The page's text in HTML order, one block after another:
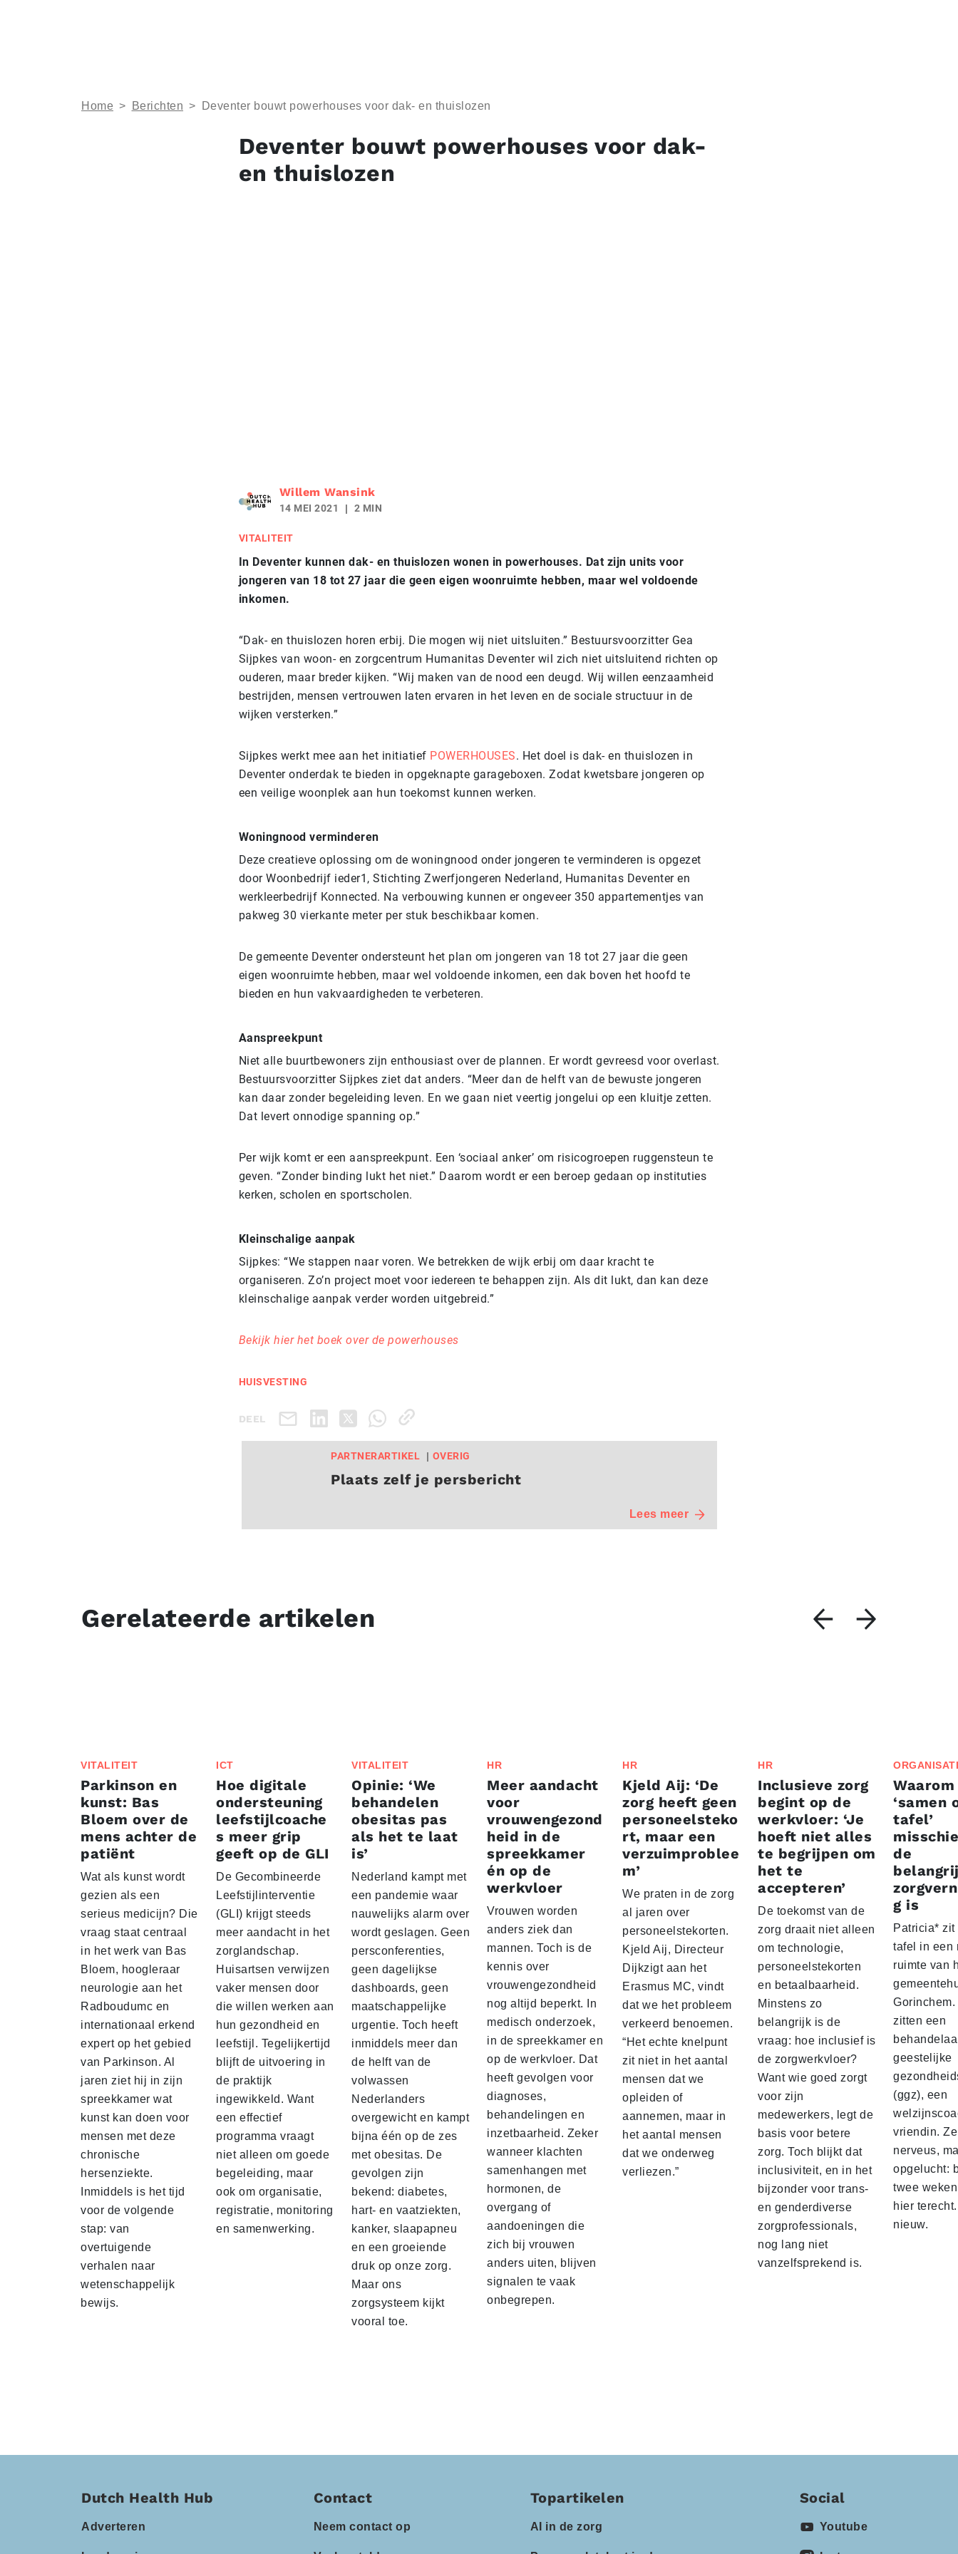
Home > Berichten > Deventer bouwt powerhouses voor dak- en thuislozen
Deventer bouwt powerhouses voor dak-
en thuislozen
Willem Wansink
14 MEI 2021 2 MIN
VITALITEIT
In Deventer kunnen dak- en thuislozen wonen in powerhouses. Dat zijn units voor
jongeren van 18 tot 27 jaar die geen eigen woonruimte hebben, maar wel voldoende
inkomen.
“Dak- en thuislozen horen erbij. Die mogen wij niet uitsluiten.” Bestuursvoorzitter Gea
Sijpkes van woon- en zorgcentrum Humanitas Deventer wil zich niet uitsluitend richten op
ouderen, maar breder kijken. “Wij maken van de nood een deugd. Wij willen eenzaamheid
bestrijden, mensen vertrouwen laten ervaren in het leven en de sociale structuur in de
wijken versterken.”
Sijpkes werkt mee aan het initiatief POWERHOUSES. Het doel is dak- en thuislozen in
Deventer onderdak te bieden in opgeknapte garageboxen. Zodat kwetsbare jongeren op
een veilige woonplek aan hun toekomst kunnen werken.
Woningnood verminderen
Deze creatieve oplossing om de woningnood onder jongeren te verminderen is opgezet
door Woonbedrijf ieder1, Stichting Zwerfjongeren Nederland, Humanitas Deventer en
werkleerbedrijf Konnected. Na verbouwing kunnen er ongeveer 350 appartementjes van
pakweg 30 vierkante meter per stuk beschikbaar komen.
De gemeente Deventer ondersteunt het plan om jongeren van 18 tot 27 jaar die geen
eigen woonruimte hebben, maar wel voldoende inkomen, een dak boven het hoofd te
bieden en hun vakvaardigheden te verbeteren.
Aanspreekpunt
Niet alle buurtbewoners zijn enthousiast over de plannen. Er wordt gevreesd voor overlast.
Bestuursvoorzitter Sijpkes ziet dat anders. “Meer dan de helft van de bewuste jongeren
kan daar zonder begeleiding leven. En we gaan niet veertig jongelui op een kluitje zetten.
Dat levert onnodige spanning op.”
Per wijk komt er een aanspreekpunt. Een ‘sociaal anker’ om risicogroepen ruggensteun te
geven. “Zonder binding lukt het niet.” Daarom wordt er een beroep gedaan op instituties
kerken, scholen en sportscholen.
Kleinschalige aanpak
Sijpkes: “We stappen naar voren. We betrekken de wijk erbij om daar kracht te
organiseren. Zo’n project moet voor iedereen te behappen zijn. Als dit lukt, dan kan deze
kleinschalige aanpak verder worden uitgebreid.”
Bekijk hier het boek over de powerhouses
HUISVESTING
DEEL
PARTNERARTIKEL OVERIG
Plaats zelf je persbericht
Lees meer
Gerelateerde artikelen
VITALITEIT
Parkinson en
kunst: Bas
Bloem over de
mens achter de
patiënt
Wat als kunst wordt
gezien als een
serieus medicijn? Die
vraag staat centraal
in het werk van Bas
Bloem, hoogleraar
neurologie aan het
Radboudumc en
internationaal erkend
expert op het gebied
van Parkinson. Al
jaren ziet hij in zijn
spreekkamer wat
kunst kan doen voor
mensen met deze
chronische
hersenziekte.
Inmiddels is het tijd
voor de volgende
stap: van
overtuigende
verhalen naar
wetenschappelijk
bewijs.
ICT
Hoe digitale
ondersteuning
leefstijlcoache
s meer grip
geeft op de GLI
De Gecombineerde
Leefstijlinterventie
(GLI) krijgt steeds
meer aandacht in het
zorglandschap.
Huisartsen verwijzen
vaker mensen door
die willen werken aan
hun gezondheid en
leefstijl. Tegelijkertijd
blijft de uitvoering in
de praktijk
ingewikkeld. Want
een effectief
programma vraagt
niet alleen om goede
begeleiding, maar
ook om organisatie,
registratie, monitoring
en samenwerking.
VITALITEIT
Opinie: ‘We
behandelen
obesitas pas
als het te laat
is’
Nederland kampt met
een pandemie waar
nauwelijks alarm over
wordt geslagen. Geen
persconferenties,
geen dagelijkse
dashboards, geen
maatschappelijke
urgentie. Toch heeft
inmiddels meer dan
de helft van de
volwassen
Nederlanders
overgewicht en kampt
bijna één op de zes
met obesitas. De
gevolgen zijn
bekend: diabetes,
hart- en vaatziekten,
kanker, slaapapneu
en een groeiende
druk op onze zorg.
Maar ons
zorgsysteem kijkt
vooral toe.
HR
Meer aandacht
voor
vrouwengezond
heid in de
spreekkamer
én op de
werkvloer
Vrouwen worden
anders ziek dan
mannen. Toch is de
kennis over
vrouwengezondheid
nog altijd beperkt. In
medisch onderzoek,
in de spreekkamer en
op de werkvloer. Dat
heeft gevolgen voor
diagnoses,
behandelingen en
inzetbaarheid. Zeker
wanneer klachten
samenhangen met
hormonen, de
overgang of
aandoeningen die
zich bij vrouwen
anders uiten, blijven
signalen te vaak
onbegrepen.
HR
Kjeld Aij: ‘De
zorg heeft geen
personeelsteko
rt, maar een
verzuimproblee
m’
We praten in de zorg
al jaren over
personeelstekorten.
Kjeld Aij, Directeur
Dijkzigt aan het
Erasmus MC, vindt
dat we het probleem
verkeerd benoemen.
“Het echte knelpunt
zit niet in het aantal
mensen dat we
opleiden of
aannemen, maar in
het aantal mensen
dat we onderweg
verliezen.”
HR
Inclusieve zorg
begint op de
werkvloer: ‘Je
hoeft niet alles
te begrijpen om
het te
accepteren’
De toekomst van de
zorg draait niet alleen
om technologie,
personeelstekorten
en betaalbaarheid.
Minstens zo
belangrijk is de
vraag: hoe inclusief is
de zorgwerkvloer?
Want wie goed zorgt
voor zijn
medewerkers, legt de
basis voor betere
zorg. Toch blijkt dat
inclusiviteit, en in het
bijzonder voor trans-
en genderdiverse
zorgprofessionals,
nog lang niet
vanzelfsprekend is.
Waarom
‘samen
tafel’
de
g is
Patricia* zit
tafel in een
ruimte van
zitten een
geestelijke
(ggz), een
vriendin.
nerveus,
opgelucht:
twee
hier
nieuw.
Dutch Health Hub
Adverteren
Contact
Neem contact op
Topartikelen
AI in de zorg
Social
Youtube